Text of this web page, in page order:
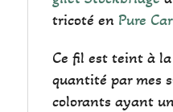
tricoté en Pure
Ce fil est teint à
quantité par mes
colorants ayant